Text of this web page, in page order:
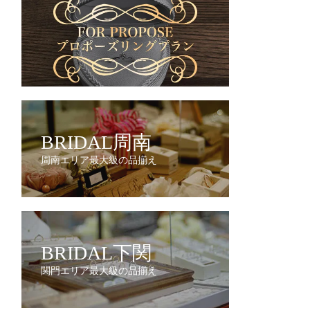
BRIDAL周南
周南エリア最大級の品揃え
BRIDAL下関
関門エリア最大級の品揃え